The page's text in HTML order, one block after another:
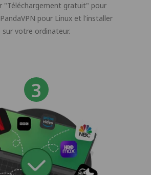
"Téléchargement gratuit" pour
pour Linux et l'installer
sur votre ordinateur.